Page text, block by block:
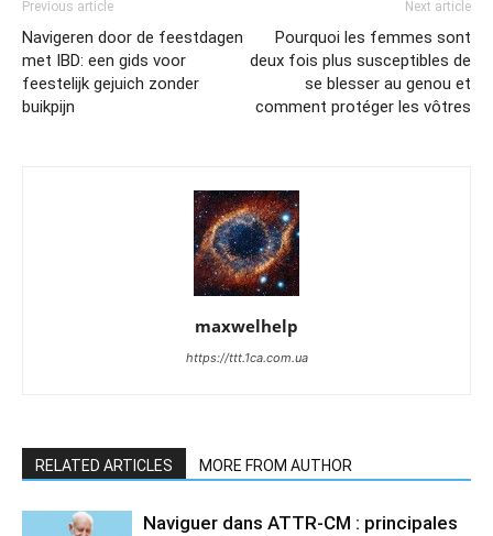
Previous article
Navigeren door de feestdagen
met IBD: een gids voor
feestelijk gejuich zonder
buikpijn
Next article
Pourquoi les femmes sont
deux fois plus susceptibles de
se blesser au genou et
comment protéger les vôtres
maxwelhelp
https://ttt.1ca.com.ua
RELATED ARTICLES MORE FROM AUTHOR
Naviguer dans ATTR-CM : principales